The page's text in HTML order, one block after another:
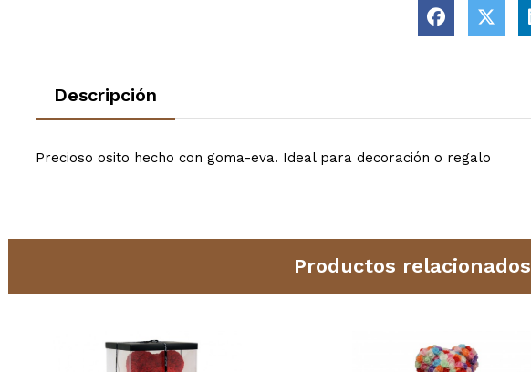
Descripción
Precioso osito hecho con goma-eva. Ideal para decoración o regalo
Productos relacionados